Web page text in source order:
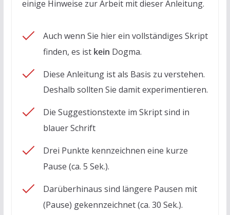
einige Hinweise zur Arbeit mit dieser Anleitung.
Auch wenn Sie hier ein vollständiges Skript
finden, es ist kein Dogma.
Diese Anleitung ist als Basis zu verstehen.
Deshalb sollten Sie damit experimentieren.
Die Suggestionstexte im Skript sind in
blauer Schrift
Drei Punkte kennzeichnen eine kurze
Pause (ca. 5 Sek.).
Darüberhinaus sind längere Pausen mit
(Pause) gekennzeichnet (ca. 30 Sek.).